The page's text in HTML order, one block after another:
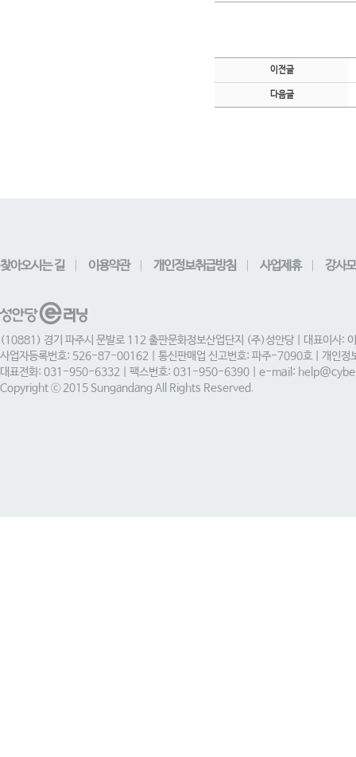
이전글
다음글
찾아오시는 길 이용약관 개인정보취급방침 사업제휴 강사
(10881) 경기 파주시 문발로 112 출판문화정보산업단지 (주)성안당 | 대표이사:
사업자등록번호: 526-87-00162 | 통신판매업 신고번호: 파주-7090호 | 개인정
대표전화: 031-950-6332 | 팩스번호: 031-950-6390 | e-mail:
Copyright ⓒ 2015 Sungandang All Rights Reserved.